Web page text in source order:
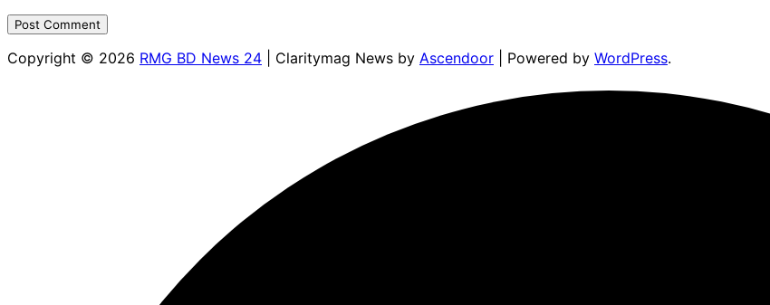
Copyright © 2026 RMG BD News 24 | Claritymag News by Ascendoor | Powered by WordPress.